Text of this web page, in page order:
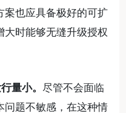
案也应具备极好的可扩
大时能够无缝升级授权
量小。 尽管不会面临
问题不敏感，在这种情